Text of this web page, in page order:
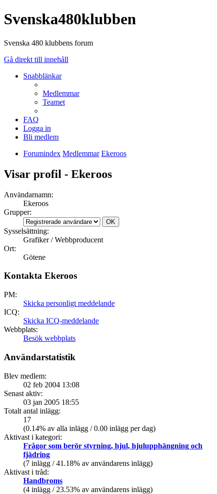
Svenska480klubben
Svenska 480 klubbens forum
Gå direkt till innehåll
Snabblänkar
Medlemmar
Teamet
FAQ
Logga in
Bli medlem
Forumindex Medlemmar Ekeroos
Visar profil - Ekeroos
Användarnamn:
Ekeroos
Grupper:
Sysselsättning:
Grafiker / Webbproducent
Ort:
Götene
Kontakta Ekeroos
PM:
Skicka personligt meddelande
ICQ:
Skicka ICQ-meddelande
Webbplats:
Besök webbplats
Användarstatistik
Blev medlem:
02 feb 2004 13:08
Senast aktiv:
03 jan 2005 18:55
Totalt antal inlägg:
17
(0.14% av alla inlägg / 0.00 inlägg per dag)
Aktivast i kategori:
Frågor som berör styrning, hjul, hjulupphängning och
fjädring
(7 inlägg / 41.18% av användarens inlägg)
Aktivast i tråd:
Handbroms
(4 inlägg / 23.53% av användarens inlägg)